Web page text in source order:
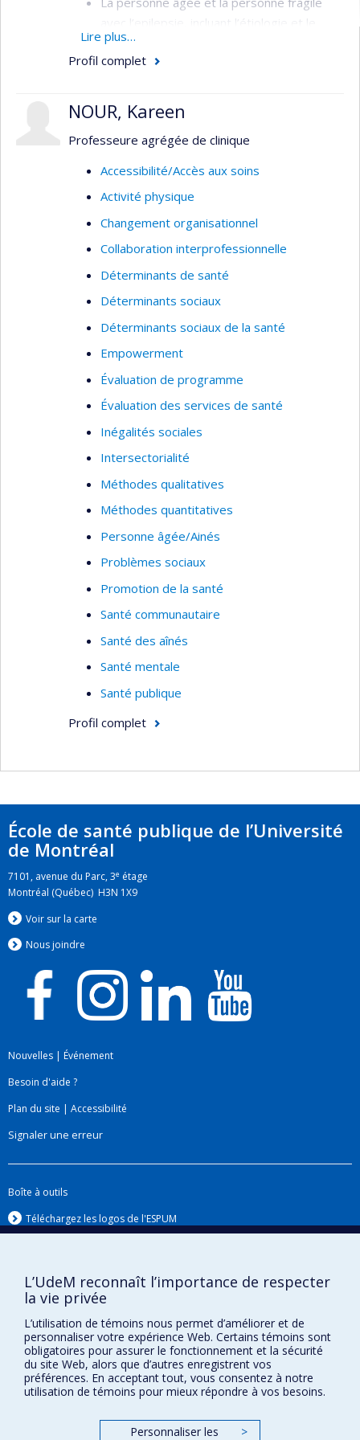
recherche vers l’organisation des services et des
avec l’epilepsie, incluant l’étiologie et le
traitement.
La transition entre le milieu pédiatrique et
La sclérose tubéreuse de Bourneville.
Lire plus…
Profil complet
NOUR, Kareen
Professeure agrégée de clinique
Accessibilité/Accès aux soins
Activité physique
Changement organisationnel
Collaboration interprofessionnelle
Déterminants de santé
Déterminants sociaux
Déterminants sociaux de la santé
Empowerment
Évaluation de programme
Évaluation des services de santé
Inégalités sociales
Intersectorialité
Méthodes qualitatives
Méthodes quantitatives
Personne âgée/Ainés
Problèmes sociaux
Promotion de la santé
Santé communautaire
Santé des aînés
Santé mentale
Santé publique
Profil complet
École de santé publique de l’Université
de Montréal
7101, avenue du Parc, 3e étage
Montréal (Québec) H3N 1X9
Voir sur la carte
Nous joindre
Nouvelles | Événement
Besoin d'aide ?
Plan du site | Accessibilité
Signaler une erreur
Boîte à outils
Téléchargez les logos de l'ESPUM
Confidentialité
Paramètres des témoins
L’UdeM reconnaît l’importance de respecter
la vie privée
L’utilisation de témoins nous permet d’améliorer et de
personnaliser votre expérience Web. Certains témoins sont
obligatoires pour assurer le fonctionnement et la sécurité
du site Web, alors que d’autres enregistrent vos
préférences. En acceptant tout, vous consentez à notre
utilisation de témoins pour mieux répondre à vos besoins.
Personnaliser les
>